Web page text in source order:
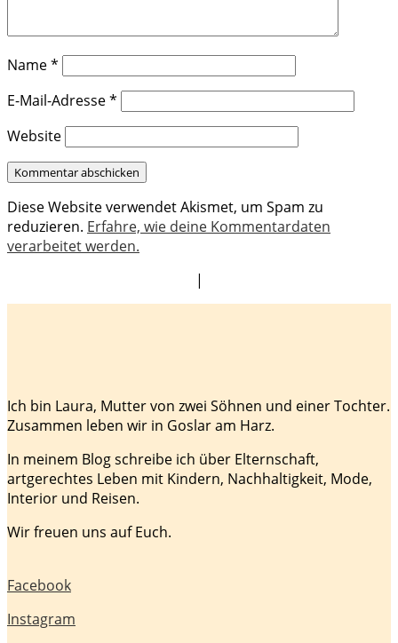
Name*
E-Mail-Adresse*
Website
Diese Website verwendet Akismet, um Spam zu
reduzieren. Erfahre, wie deine Kommentardaten
verarbeitet werden.
|
Ich bin Laura, Mutter von zwei Söhnen und einer Tochter.
Zusammen leben wir in Goslar am Harz.
In meinem Blog schreibe ich über Elternschaft,
artgerechtes Leben mit Kindern, Nachhaltigkeit, Mode,
Interior und Reisen.
Wir freuen uns auf Euch.
Facebook
Instagram